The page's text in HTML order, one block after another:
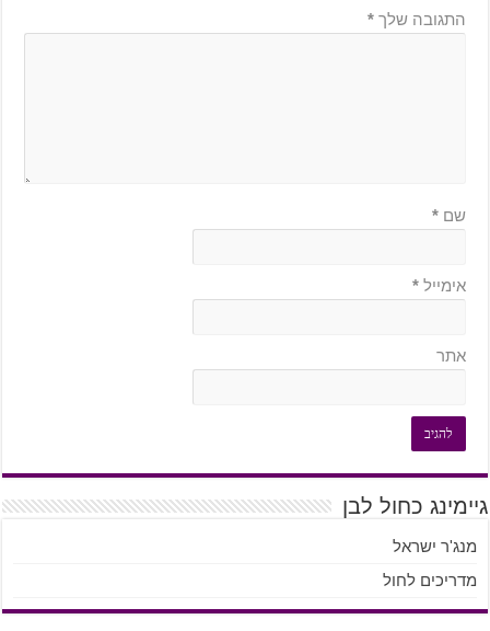
התגובה שלך *
שם *
אימייל *
אתר
גיימינג כחול לבן
מנג'ר ישראל
מדריכים לחול